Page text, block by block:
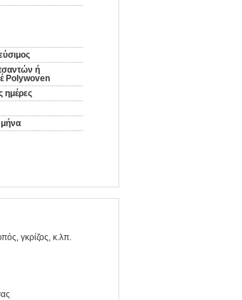
ή
Polywoven
ημέρες
μήνα
γκρίζος, κ.λπ.